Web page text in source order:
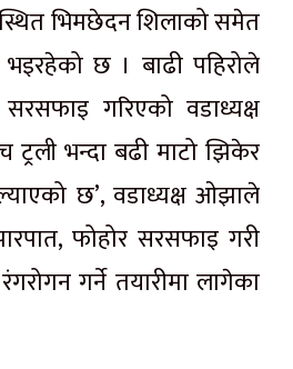
भिमछेदन शिलाको समेत
भइरहेको छ । बाढी पहिरोले
गरिएको वडाध्यक्ष
भन्दा बढी माटो झिकेर
छ’, वडाध्यक्ष ओझाले
फोहोर सरसफाइ गरी
गर्ने तयारीमा लागेका